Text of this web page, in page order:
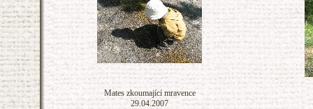
Mates zkoumající mravence
29.04.2007